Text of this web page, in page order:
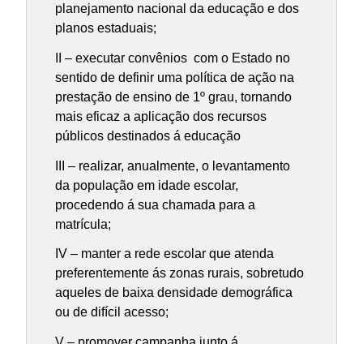
planejamento nacional da educação e dos
planos estaduais;
II – executar convênios com o Estado no
sentido de definir uma política de ação na
prestação de ensino de 1º grau, tornando
mais eficaz a aplicação dos recursos
públicos destinados á educação
III – realizar, anualmente, o levantamento
da população em idade escolar,
procedendo á sua chamada para a
matrícula;
IV – manter a rede escolar que atenda
preferentemente ás zonas rurais, sobretudo
aqueles de baixa densidade demográfica
ou de difícil acesso;